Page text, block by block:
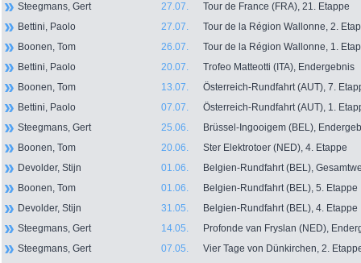
Steegmans, Gert
Tour de France (FRA), 21. Etappe
27.07.
Bettini, Paolo
Tour de la Région Wallonne, 2.
27.07.
Boonen, Tom
Tour de la Région Wallonne, 1.
26.07.
Bettini, Paolo
Trofeo Matteotti (ITA), Endergebnis
20.07.
Boonen, Tom
Österreich-Rundfahrt (AUT), 7.
13.07.
Bettini, Paolo
Österreich-Rundfahrt (AUT), 1.
07.07.
Steegmans, Gert
Brüssel-Ingooigem (BEL),
25.06.
Boonen, Tom
Ster Elektrotoer (NED), 4. Etappe
20.06.
Devolder, Stijn
Belgien-Rundfahrt (BEL),
01.06.
Boonen, Tom
Belgien-Rundfahrt (BEL), 5. Etappe
01.06.
Devolder, Stijn
Belgien-Rundfahrt (BEL), 4. Etappe
31.05.
Steegmans, Gert
Profonde van Fryslan (NED),
14.05.
Steegmans, Gert
Vier Tage von Dünkirchen, 2.
07.05.